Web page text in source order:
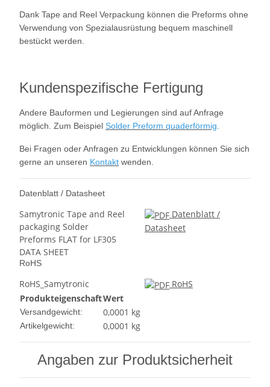
Dank Tape and Reel Verpackung können die Preforms ohne
Verwendung von Spezialausrüstung bequem maschinell
bestückt werden.
Kundenspezifische Fertigung
Andere Bauformen und Legierungen sind auf Anfrage
möglich. Zum Beispiel Solder Preform quaderförmig.
Bei Fragen oder Anfragen zu Entwicklungen können Sie sich
gerne an unseren Kontakt wenden.
Datenblatt / Datasheet
Samytronic Tape and Reel
packaging Solder
Preforms FLAT for LF305
DATA SHEET
Datenblatt /
Datasheet
RoHS
RoHS_Samytronic
RoHS
ProdukteigenschaftWert
Versandgewicht: 0,0001 kg
Artikelgewicht: 0,0001 kg
Angaben zur Produktsicherheit